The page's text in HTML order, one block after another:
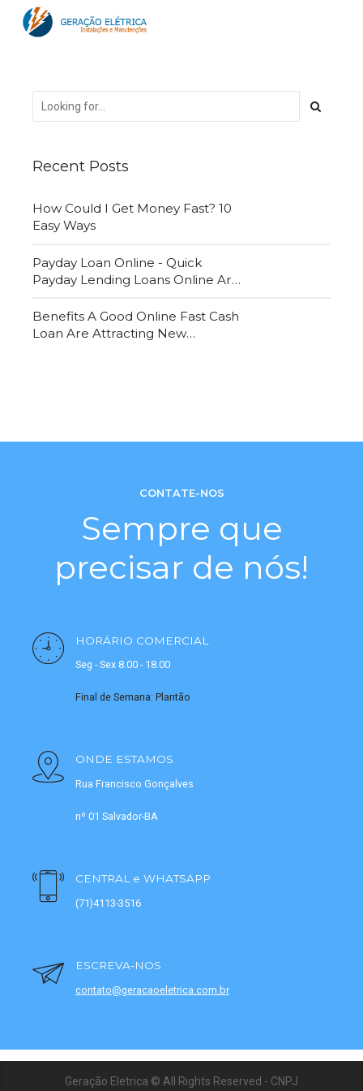
Recent Posts
How Could I Get Money Fast? 10
Easy Ways
Payday Loan Online - Quick
Payday Lending Loans Online Are
Benefits A Good Online Fast Cash
Loan Are Attracting New
CONTATE-NOS
Sempre que
precisar de nós!
HORÁRIO COMERCIAL
Seg - Sex 8.00 - 18.00
Final de Semana: Plantão
ONDE ESTAMOS
Rua Francisco Gonçalves
nº 01 Salvador-BA
CENTRAL e WHATSAPP
(71)4113-3516
ESCREVA-NOS
contato@geracaoeletrica.com.br
Geração Eletrica © All Rights Reserved - CNPJ